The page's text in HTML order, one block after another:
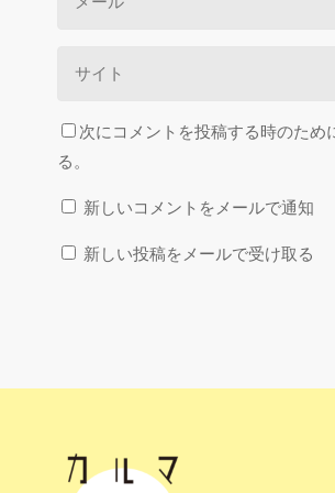
次にコメントを投稿する時のため
る。
新しいコメントをメールで通知
新しい投稿をメールで受け取る